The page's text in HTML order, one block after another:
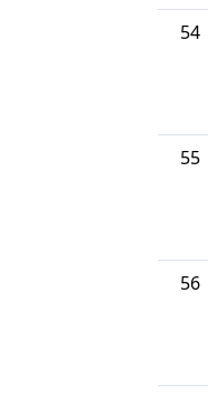
54
55
56